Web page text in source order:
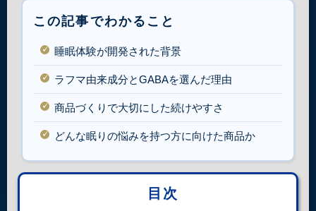
この記事でわかること
睡眠体験が開発された背景
ラフマ由来成分とGABAを選んだ理由
商品づくりで大切にした続けやすさ
どんな眠りの悩みを持つ方に向けた商品か
目次